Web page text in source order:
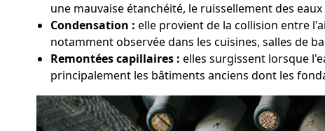
une mauvaise étanchéité, le ruissellement des
Condensation : elle provient de la collision entre
notamment observée dans les cuisines, salles de
Remontées capillaires : elles surgissent lorsque
principalement les bâtiments anciens dont les